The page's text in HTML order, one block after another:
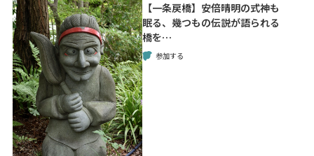
【一条戻橋】安倍晴明の式神も
眠る、幾つもの伝説が語られる
橋を…
参加する